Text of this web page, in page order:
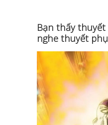
Bạn thấy
nghe thuyết